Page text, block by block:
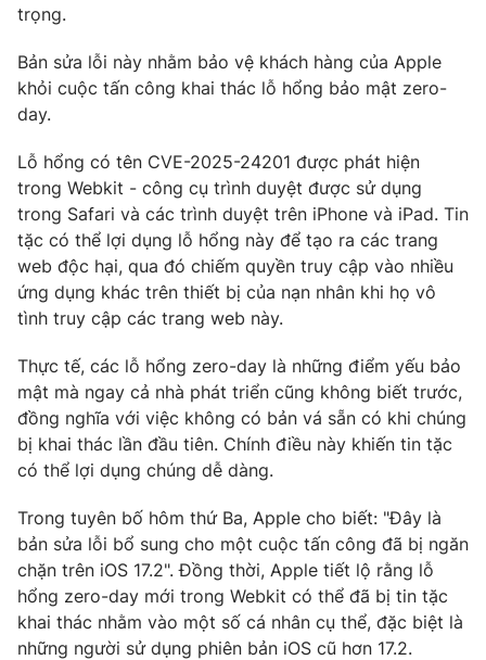
Góc doanh nghiệp
Truyền hình
Phim VTV
Hậu trường
Nhân vật
Khán giả
Giải sao mai
Giải trí
Điện ảnh
Âm nhạc
Sao
Du lịch
Làm đẹp
Chất lượng cuộc sống
Giáo dục
Tuyển sinh
Học trực tuyến
Công nghệ
Hitech Công nghệ tương lai
Sản phẩm
Thị trường
Tư vấn
Giao lưu trực tuyến
Lịch phát sóng
Chuyên mục khác
Emagazine Podcast
Photo Infographic
Video Shorts video
trọng.
Bản sửa lỗi này nhằm bảo vệ khách hàng của Apple
khỏi cuộc tấn công khai thác lỗ hổng bảo mật zero-
day.
Lỗ hổng có tên CVE-2025-24201 được phát hiện
trong Webkit - công cụ trình duyệt được sử dụng
trong Safari và các trình duyệt trên iPhone và iPad. Tin
tặc có thể lợi dụng lỗ hổng này để tạo ra các trang
web độc hại, qua đó chiếm quyền truy cập vào nhiều
ứng dụng khác trên thiết bị của nạn nhân khi họ vô
tình truy cập các trang web này.
Thực tế, các lỗ hổng zero-day là những điểm yếu bảo
mật mà ngay cả nhà phát triển cũng không biết trước,
đồng nghĩa với việc không có bản vá sẵn có khi chúng
bị khai thác lần đầu tiên. Chính điều này khiến tin tặc
có thể lợi dụng chúng dễ dàng.
Trong tuyên bố hôm thứ Ba, Apple cho biết: "Đây là
bản sửa lỗi bổ sung cho một cuộc tấn công đã bị ngăn
chặn trên iOS 17.2". Đồng thời, Apple tiết lộ rằng lỗ
hổng zero-day mới trong Webkit có thể đã bị tin tặc
khai thác nhằm vào một số cá nhân cụ thể, đặc biệt là
những người sử dụng phiên bản iOS cũ hơn 17.2.